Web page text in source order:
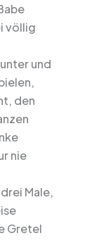
völlig
und
den
nie
Male,
Gretel